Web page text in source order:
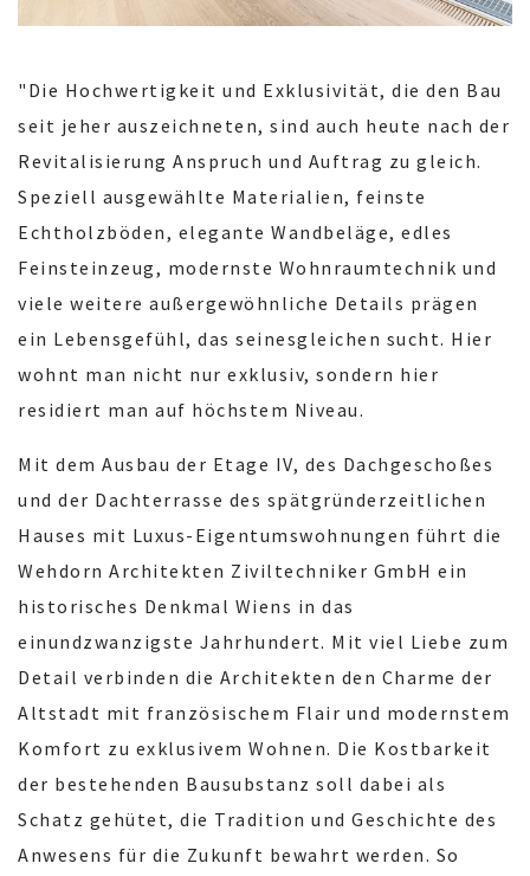
"Die Hochwertigkeit und Exklusivität, die den Bau
seit jeher auszeichneten, sind auch heute nach der
Revitalisierung Anspruch und Auftrag zu gleich.
Speziell ausgewählte Materialien, feinste
Echtholzböden, elegante Wandbeläge, edles
Feinsteinzeug, modernste Wohnraumtechnik und
viele weitere außergewöhnliche Details prägen
ein Lebensgefühl, das seinesgleichen sucht. Hier
wohnt man nicht nur exklusiv, sondern hier
residiert man auf höchstem Niveau.
Mit dem Ausbau der Etage IV, des Dachgeschoßes
und der Dachterrasse des spätgründerzeitlichen
Hauses mit Luxus-Eigentumswohnungen führt die
Wehdorn Architekten Ziviltechniker GmbH ein
historisches Denkmal Wiens in das
einundzwanzigste Jahrhundert. Mit viel Liebe zum
Detail verbinden die Architekten den Charme der
Altstadt mit französischem Flair und modernstem
Komfort zu exklusivem Wohnen. Die Kostbarkeit
der bestehenden Bausubstanz soll dabei als
Schatz gehütet, die Tradition und Geschichte des
Anwesens für die Zukunft bewahrt werden. So